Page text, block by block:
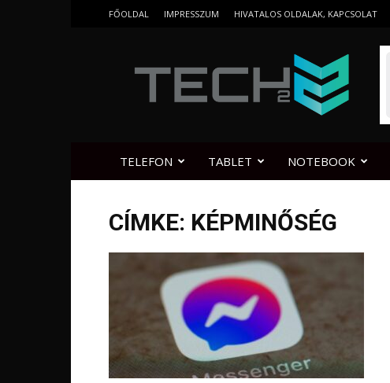
FŐOLDAL IMPRESSZUM HIVATALOS OLDALAK, KAPCSOLAT
TELEFON TABLET NOTEBOOK
CÍMKE: KÉPMINŐSÉG